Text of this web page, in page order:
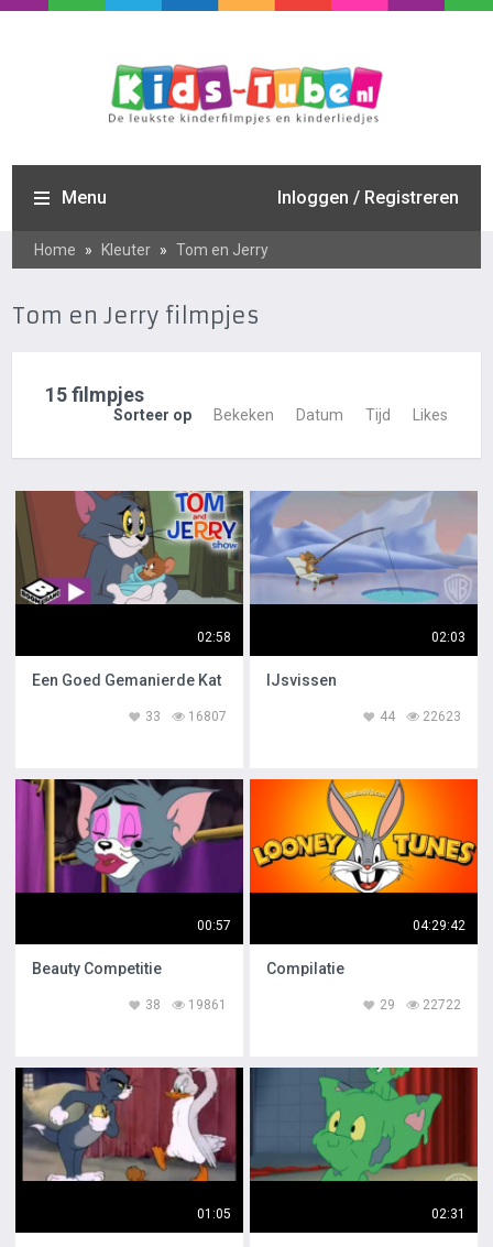
Menu Inloggen / Registreren
Home » Kleuter » Tom en Jerry
Tom en Jerry filmpjes
15 filmpjes
Sorteer op Bekeken Datum Tijd Likes
02:58
Een Goed Gemanierde Kat
16807
33
02:03
IJsvissen
22623
44
00:57
Beauty Competitie
19861
38
04:29:42
Compilatie
22722
29
01:05 02:31